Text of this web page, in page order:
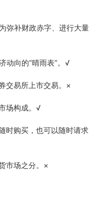
弥补财政赤字、进行大量
动向的“晴雨表”。√
交易所上市交易。×
场构成。√
时购买，也可以随时请求
市场之分。×